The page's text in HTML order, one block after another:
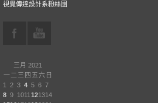
視覺傳達設計系粉絲團
三月 2021
一 二 三 四 五六 日
1
2 3 4 5 6 7
8 9 1011 121314